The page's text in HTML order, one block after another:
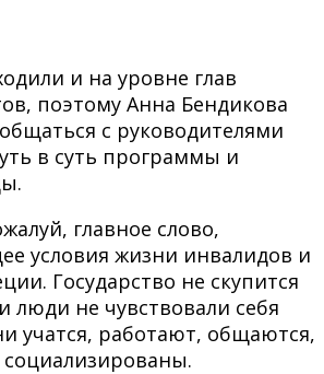
и на уровне глав
поэтому Анна Бендикова
с руководителями
в суть программы и
главное слово,
условия жизни инвалидов и
Государство не скупится
люди не чувствовали себя
учатся, работают, общаются,